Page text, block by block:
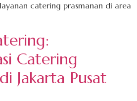
catering prasmanan di area
Catering
Jakarta Pusat